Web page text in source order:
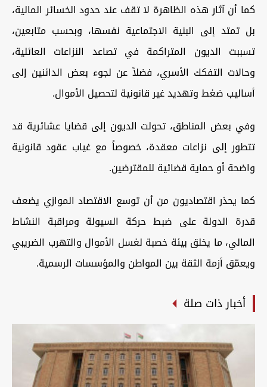
كما أن آثار هذه الظاهرة لا تقف عند حدود الخسائر المالية،
بل تمتد إلى البنية الاجتماعية نفسها، وبحسب متابعين،
تسببت الديون المتراكمة في تصاعد النزاعات العائلية،
وحالات التفكك الأسري، فضلاً عن لجوء بعض الدائنين إلى
أساليب ضغط وتهديد غير قانونية لتحصيل الأموال.
وفي بعض المناطق، تحولت الديون إلى قضايا عشائرية قد
تتطور إلى نزاعات معقدة، خصوصاً مع غياب عقود قانونية
واضحة أو حماية قضائية للمقترضين.
كما يحذر اقتصاديون من أن توسع الاقتصاد الموازي يضعف
قدرة الدولة على ضبط حركة السيولة ومراقبة النشاط
المالي، ما يخلق بيئة خصبة لغسل الأموال والتهرب الضريبي
ويعمّق أزمة الثقة بين المواطن والمؤسسات الرسمية.
أخبار ذات صلة